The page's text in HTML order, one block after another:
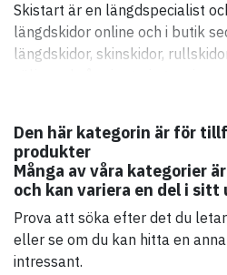
Skistart är en längdspecialist
längdskidor online och i butik
längdskidor, skinskidor,
Den här kategorin är för
produkter
Många av våra kategorier
och kan variera en del i
Prova att söka efter det du
eller se om du kan hitta en
intressant.